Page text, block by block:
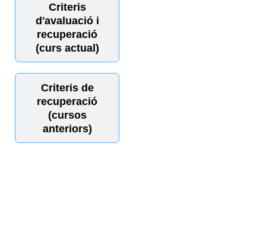
Criteris
d'avaluació i
recuperació
(curs actual)
Criteris de
recuperació
(cursos
anteriors)